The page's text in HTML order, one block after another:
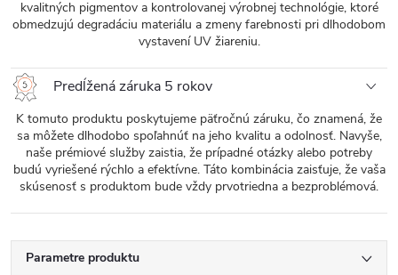
kvalitných pigmentov a kontrolovanej výrobnej technológie, ktoré
obmedzujú degradáciu materiálu a zmeny farebnosti pri dlhodobom
vystavení UV žiareniu.
Predĺžená záruka 5 rokov
K tomuto produktu poskytujeme päťročnú záruku, čo znamená, že
sa môžete dlhodobo spoľahnúť na jeho kvalitu a odolnosť. Navyše,
naše prémiové služby zaistia, že prípadné otázky alebo potreby
budú vyriešené rýchlo a efektívne. Táto kombinácia zaisťuje, že vaša
skúsenosť s produktom bude vždy prvotriedna a bezproblémová.
Parametre produktu